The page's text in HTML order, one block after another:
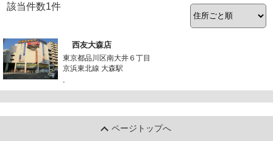
該当件数1件
西友大森店
東京都品川区南大井６丁目
京浜東北線 大森駅
-
ページトップへ